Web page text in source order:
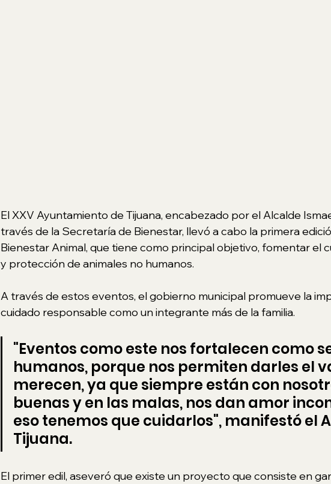
El XXV Ayuntamiento de Tijuana, encabezado por el Alcalde
través de la Secretaría de Bienestar, llevó a cabo la primera
Bienestar Animal, que tiene como principal objetivo, fomentar el
y protección de animales no humanos.
A través de estos eventos, el gobierno municipal promueve la
cuidado responsable como un integrante más de la familia.
"Eventos como este nos fortalecen como
humanos, porque nos permiten darles el
merecen, ya que siempre están con
buenas y en las malas, nos dan amor
eso tenemos que cuidarlos", manifestó el
Tijuana.
El primer edil, aseveró que existe un proyecto que consiste en